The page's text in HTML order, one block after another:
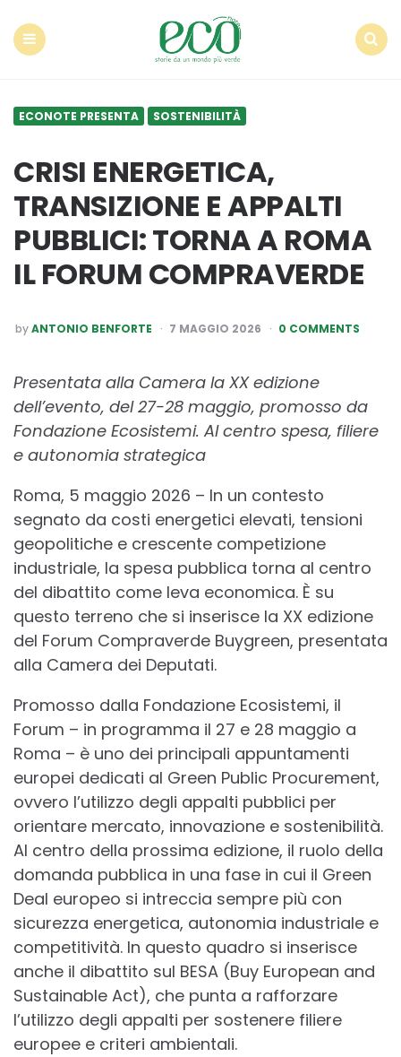
ECONOTE PRESENTA SOSTENIBILITÀ
CRISI ENERGETICA,
TRANSIZIONE E APPALTI
PUBBLICI: TORNA A ROMA
IL FORUM COMPRAVERDE
POSTED
BY
byANTONIO BENFORTE 7 MAGGIO 2026 0 COMMENTS
Presentata alla Camera la XX edizione
dell’evento, del 27-28 maggio, promosso da
Fondazione Ecosistemi. Al centro spesa, filiere
e autonomia strategica
Roma, 5 maggio 2026 – In un contesto
segnato da costi energetici elevati, tensioni
geopolitiche e crescente competizione
industriale, la spesa pubblica torna al centro
del dibattito come leva economica. È su
questo terreno che si inserisce la XX edizione
del Forum Compraverde Buygreen, presentata
alla Camera dei Deputati.
Promosso dalla Fondazione Ecosistemi, il
Forum – in programma il 27 e 28 maggio a
Roma – è uno dei principali appuntamenti
europei dedicati al Green Public Procurement,
ovvero l’utilizzo degli appalti pubblici per
orientare mercato, innovazione e sostenibilità.
Al centro della prossima edizione, il ruolo della
domanda pubblica in una fase in cui il Green
Deal europeo si intreccia sempre più con
sicurezza energetica, autonomia industriale e
competitività. In questo quadro si inserisce
anche il dibattito sul BESA (Buy European and
Sustainable Act), che punta a rafforzare
l’utilizzo degli appalti per sostenere filiere
europee e criteri ambientali.